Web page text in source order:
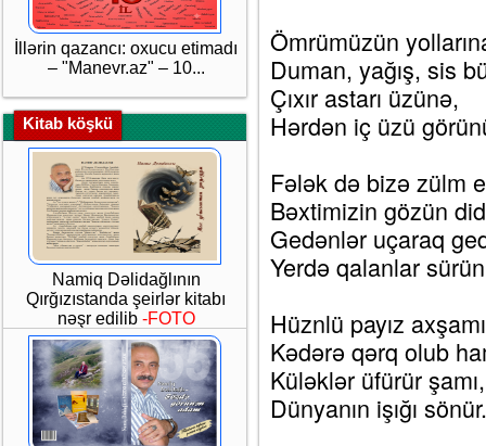
İllərin qazancı: oxucu etimadı
– "Manevr.az" – 10...
Kitab köşkü
Namiq Dəlidağlının
Qırğızıstanda şeirlər kitabı
nəşr edilib -FOTO
Ömrümüzün
Duman, yağış, sis
Çıxır astarı üzünə,
Hərdən iç üzü
Fələk də bizə zülm
Bəxtimizin gözün
Gedənlər uçaraq
Yerdə qalanlar
Hüznlü payız
Kədərə qərq olub
Küləklər üfürür şamı,
Dünyanın işığı